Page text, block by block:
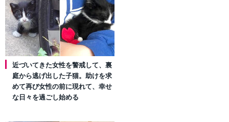
近づいてきた女性を警戒して、裏
庭から逃げ出した子猫。助けを求
めて再び女性の前に現れて、幸せ
な日々を過ごし始める